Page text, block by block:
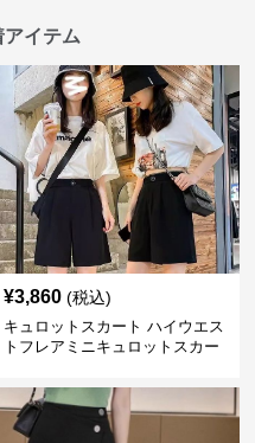
イテム
¥3,860 (税込)
キュロットスカート ハイウエス
トフレアミニキュロットスカー